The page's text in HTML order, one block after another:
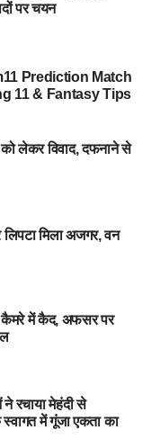
पर चयन
Prediction Match
11 & Fantasy Tips
लेकर विवाद, दफनाने से
लिपटा मिला अजगर, वन
कैमरे में कैद, अफसर पर
रचाया मेहंदी से
स्वागत में गूंजा एकता का